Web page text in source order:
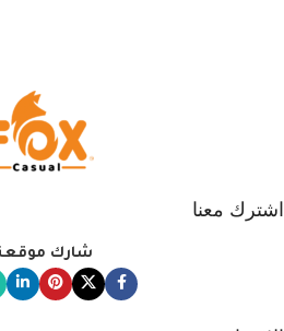
اشترك معنا
شارك